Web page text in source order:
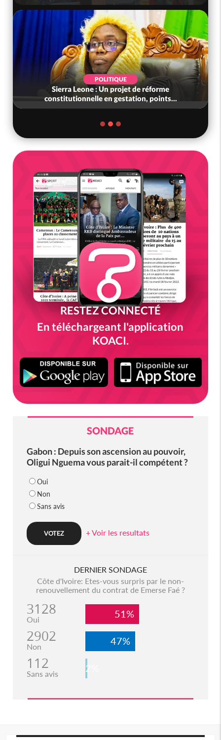
POLITIQUE
Sierra Leone : Un projet de réforme
constitutionnelle en gestation, points...
RESTEZ CONNECTÉ
En téléchargeant l'application
KOACI.
SONDAGE
Gabon : Depuis son ascension au pouvoir,
Oligui Nguema vous parait-il compétent ?
Oui
Non
Sans avis
+ Voir les resultats
DERNIER SONDAGE
Côte d'Ivoire: Etes-vous surpris par le non-
renouvellement du contrat de Emerse Faé ?
3128
Oui 51%
2902
Non 47%
112
Sans avis 2%